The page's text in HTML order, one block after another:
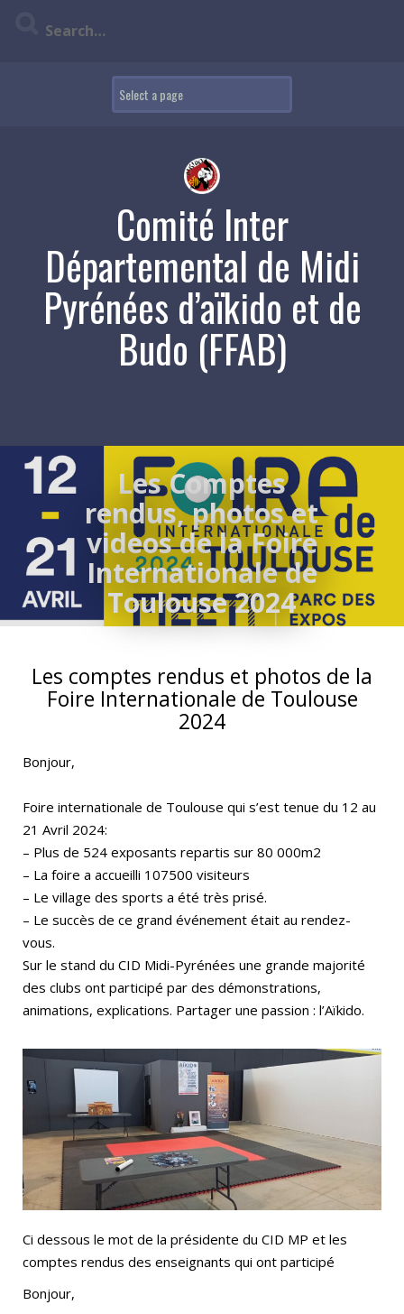
Comité Inter
Départemental de Midi
Pyrénées d’aïkido et de
Budo (FFAB)
Les Comptes
rendus, photos et
videos de la Foire
Internationale de
Toulouse 2024
Les comptes rendus et photos de la
Foire Internationale de Toulouse
2024
Bonjour,
Foire internationale de Toulouse qui s’est tenue du 12 au
21 Avril 2024:
– Plus de 524 exposants repartis sur 80 000m2
– La foire a accueilli 107500 visiteurs
– Le village des sports a été très prisé.
– Le succès de ce grand événement était au rendez-
vous.
Sur le stand du CID Midi-Pyrénées une grande majorité
des clubs ont participé par des démonstrations,
animations, explications. Partager une passion : l’Aïkido.
Ci dessous le mot de la présidente du CID MP et les
comptes rendus des enseignants qui ont participé
Bonjour,